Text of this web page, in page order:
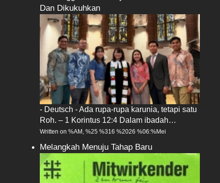
Dan Dikukuhkan
- Deutsch - Ada rupa-rupa karunia, tetapi satu
Roh. – 1 Korintus 12:4 Dalam ibadah…
Written on %AM, %25 %316 %2026 %06:%Mei
Melangkah Menuju Tahap Baru